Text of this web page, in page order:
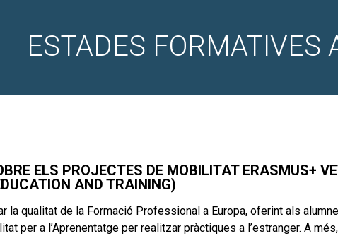
ESTADES FORMATIVES
ELS PROJECTES DE MOBILITAT ERASMUS+
AND TRAINING)
la qualitat de la Formació Professional a Europa, oferint als
per a l’Aprenentatge per realitzar pràctiques a l’estranger. A